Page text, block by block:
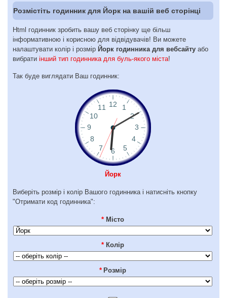
Розмістіть годинник для Йорк на вашій веб сторінці
Html годинник зробить вашу веб сторінку ще більш
інформативною і корисною для відвідувачів! Ви можете
налаштувати колір і розмір Йорк годинника для вебсайту або
вибрати інший тип годинника для буль-якого міста!
Так буде виглядати Ваш годинник:
Йорк
Виберіть розмір і колір Вашого годинника і натисніть кнопку
"Отримати код годинника":
* Місто
* Колір
* Розмір